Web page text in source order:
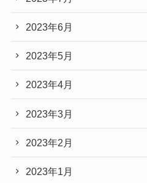
2023年6月
2023年5月
2023年4月
2023年3月
2023年2月
2023年1月